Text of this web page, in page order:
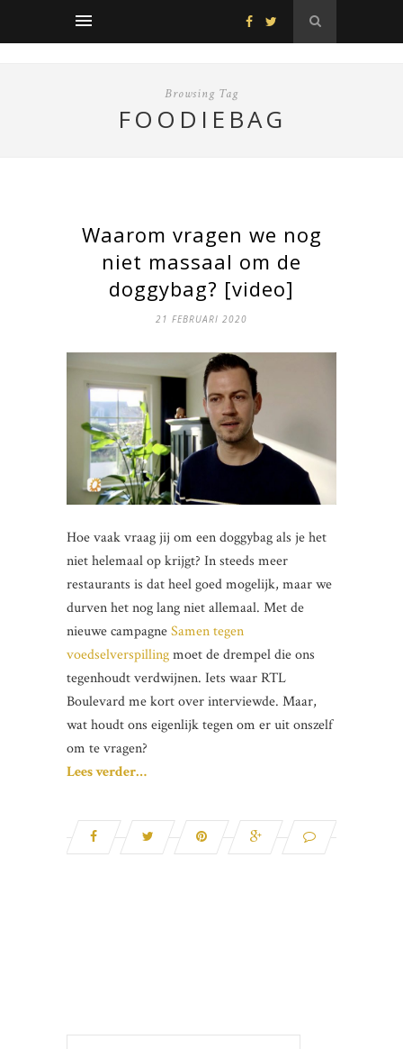
Browsing Tag
FOODIEBAG
Waarom vragen we nog
niet massaal om de
doggybag? [video]
21 FEBRUARI 2020
Hoe vaak vraag jij om een doggybag als je het
niet helemaal op krijgt? In steeds meer
restaurants is dat heel goed mogelijk, maar we
durven het nog lang niet allemaal. Met de
nieuwe campagneSamen tegen
voedselverspillingmoet de drempel die ons
tegenhoudt verdwijnen. Iets waar RTL
Boulevard me kort over interviewde. Maar,
wat houdt ons eigenlijk tegen om er uit onszelf
om te vragen?
Lees verder…